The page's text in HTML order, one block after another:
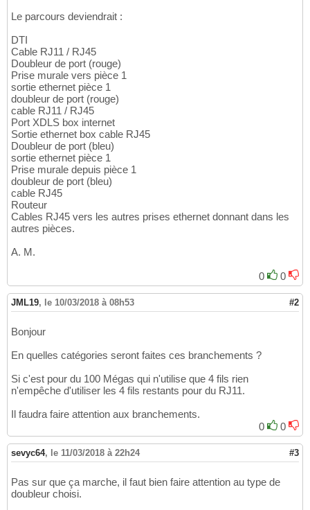
Le parcours deviendrait :
DTI
Cable RJ11 / RJ45
Doubleur de port (rouge)
Prise murale vers pièce 1
sortie ethernet pièce 1
doubleur de port (rouge)
cable RJ11 / RJ45
Port XDLS box internet
Sortie ethernet box cable RJ45
Doubleur de port (bleu)
sortie ethernet pièce 1
Prise murale depuis pièce 1
doubleur de port (bleu)
cable RJ45
Routeur
Cables RJ45 vers les autres prises ethernet donnant dans les
autres pièces.
A. M.
0 0
JML19, le 10/03/2018 à 08h53 #2
Bonjour
En quelles catégories seront faites ces branchements ?
Si c'est pour du 100 Mégas qui n'utilise que 4 fils rien
n'empêche d'utiliser les 4 fils restants pour du RJ11.
Il faudra faire attention aux branchements.
0
0
sevyc64, le 11/03/2018 à 22h24 #3
Pas sur que ça marche, il faut bien faire attention au type de
doubleur choisi.